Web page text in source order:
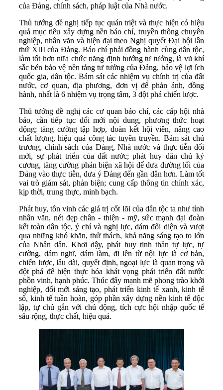
của Đảng, chính sách, pháp luật của Nhà nước.
Thủ tướng đề nghị tiếp tục quán triệt và thực hiện có hiệu
quả mục tiêu xây dựng nền báo chí, truyền thông chuyên
nghiệp, nhân văn và hiện đại theo Nghị quyết Đại hội lần
thứ XIII của Đảng. Báo chí phải đồng hành cùng dân tộc,
làm tốt hơn nữa chức năng định hướng tư tưởng, là vũ khí
sắc bén bảo vệ nền tảng tư tưởng của Đảng, bảo vệ lợi ích
quốc gia, dân tộc. Bám sát các nhiệm vụ chính trị của đất
nước, cơ quan, địa phương, đơn vị để phản ánh, đồng
hành, nhất là 6 nhiệm vụ trọng tâm, 3 đột phá chiến lược.
Thủ tướng đề nghị các cơ quan báo chí, các cấp hội nhà
báo, cần tiếp tục đổi mới nội dung, phương thức hoạt
động; tăng cường tập hợp, đoàn kết hội viên, nâng cao
chất lượng, hiệu quả công tác tuyên truyền. Bám sát chủ
trương, chính sách của Đảng, Nhà nước và thực tiễn đổi
mới, sự phát triển của đất nước; phát huy dân chủ kỷ
cương, tăng cường phản biện xã hội để đưa đường lối của
Đảng vào thực tiễn, đưa ý Đảng đến gần dân hơn. Làm tốt
vai trò giám sát, phản biện; cung cấp thông tin chính xác,
kịp thời, trung thực, minh bạch.
Phát huy, tôn vinh các giá trị cốt lõi của dân tộc ta như tính
nhân văn, nét đẹp chân - thiện - mỹ, sức mạnh đại đoàn
kết toàn dân tộc, ý chí và nghị lực, dám đối diện và vượt
qua những khó khăn, thử thách, khả năng sáng tạo to lớn
của Nhân dân. Khơi dậy, phát huy tinh thần tự lực, tự
cường, dám nghĩ, dám làm, đi lên từ nội lực là cơ bản,
chiến lược, lâu dài, quyết định, ngoại lực là quan trọng và
đột phá để hiện thực hóa khát vọng phát triển đất nước
phồn vinh, hạnh phúc. Thúc đẩy mạnh mẽ phong trào khởi
nghiệp, đổi mới sáng tạo, phát triển kinh tế xanh, kinh tế
số, kinh tế tuần hoàn, góp phần xây dựng nền kinh tế độc
lập, tự chủ gắn với chủ động, tích cực hội nhập quốc tế
sâu rộng, thực chất, hiệu quả.